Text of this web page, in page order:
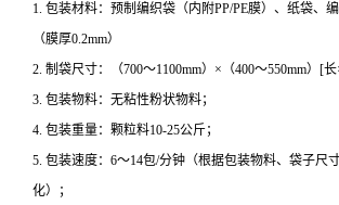
1. 包装材料：预制编织袋（内附PP/PE膜）、纸袋、
（膜厚0.2mm）
2. 制袋尺寸：（700～1100mm）×（400～550mm）[长
3. 包装物料：无粘性粉状物料；
4. 包装重量：颗粒料10-25公斤；
5. 包装速度：6～14包/分钟（根据包装物料、袋子尺
化）；